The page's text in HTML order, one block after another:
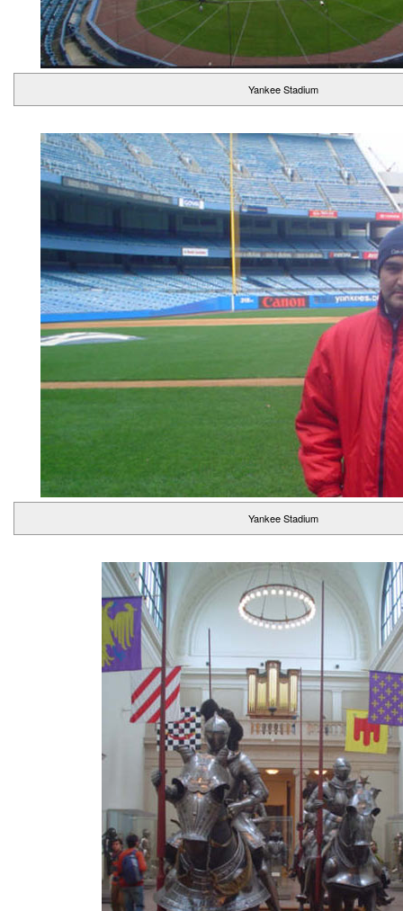
Yankee Stadium
Yankee Stadium